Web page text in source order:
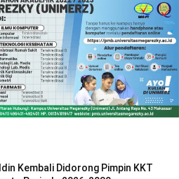
Kembali Didorong Pimpin KKT